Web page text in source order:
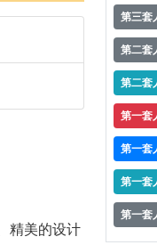
精美的设计
第三套
第二套
第二套
第一套
第一套
第一套
第一套